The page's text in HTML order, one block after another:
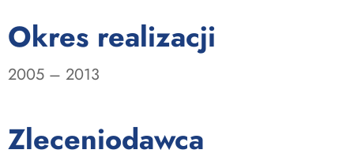
Okres realizacji
2005 – 2013
Zleceniodawca